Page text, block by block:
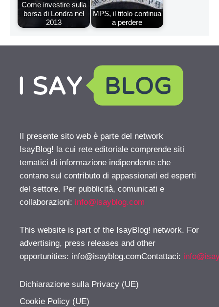
Come investire sulla
borsa di Londra nel
2013
MPS, il titolo continua
a perdere
Il presente sito web è parte del network
IsayBlog! la cui rete editoriale comprende siti
tematici di informazione indipendente che
contano sul contributo di appassionati ed esperti
del settore. Per pubblicità, comunicati e
collaborazioni: info@isayblog.com
This website is part of the IsayBlog! network. For
advertising, press releases and other
opportunities: info@isayblog.comContattaci:
Dichiarazione sulla Privacy (UE)
Cookie Policy (UE)